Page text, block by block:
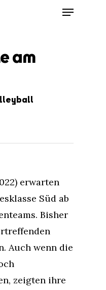
am
erwarten
Süd ab
Bisher
Auch wenn die
zeigten ihre